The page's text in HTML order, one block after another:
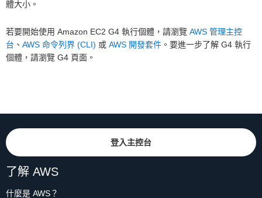
體大小。
若要開始使用 Amazon EC2 G4 執行個體，請瀏覽 AWS 管理主控
台 、 AWS 命令列界 (CLI) 或 AWS 開發套件 。要進一步了解 G4 執行
個體，請瀏覽 G4 頁面。
登入主控台
了解 AWS
什麼是 AWS？